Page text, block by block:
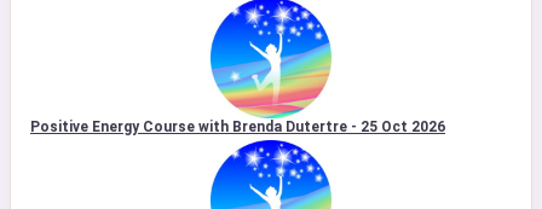
Positive Energy Course with Brenda Dutertre - 25 Oct 2026